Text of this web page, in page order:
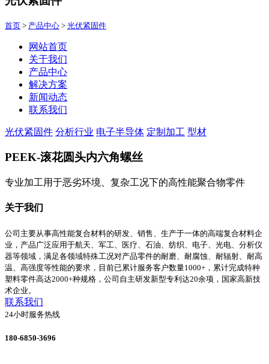
首页 > 产品中心 > 光伏紧固件
网站首页
关于我们
产品中心
解决方案
新闻动态
联系我们
光伏紧固件 分析行业 电子半导体 定制加工 型材
PEEK-滚花圆头内六角螺丝
专业加工用于恶劣环境、复杂工况下的高性能聚合物零件
关于我们
公司主要从事高性能复合材料的研发、销售、生产于一体的高端复合材料企
业，产品广泛应用于航天、军工、医疗、石油、纺织、电子、光电、分析仪
器等领域，满足各领域特殊工况对产品零件的耐磨、耐腐蚀、耐辐射、耐高
温、高强度等性能的要求，目前已累计服务客户数量1000+，累计完成特种
塑料零件高达2000+种规格，公司自主研发新型专利达20余项，国家高新技
术企业。
联系我们
24小时服务热线
180-6850-3696